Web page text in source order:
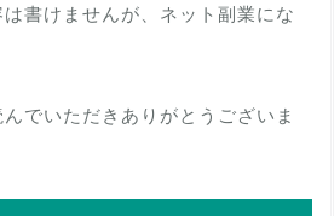
書けませんが、ネット副業にな
でいただきありがとうございま